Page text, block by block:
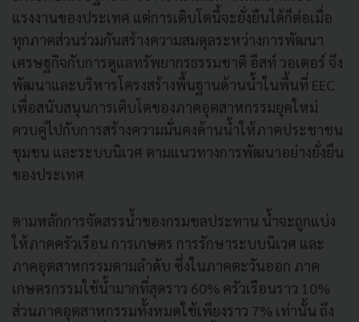
แรงงานของประเทศ แต่การเติบโตนี้จะยั่งยืนได้ก็ต่อเมื่อ
ทุกภาคส่วนร่วมกันสร้างความสมดุลระหว่างการพัฒนา
เศรษฐกิจกับการดูแลทรัพยากรธรรมชาติ อีสท์ วอเตอร์ จึง
พัฒนาและบริหารโครงสร้างพื้นฐานด้านน้ำในพื้นที่ EEC
เพื่อสนับสนุนการเติบโตของภาคอุตสาหกรรมยุคใหม่
ควบคู่ไปกับการสร้างความมั่นคงด้านน้ำให้ภาคประชาชน
ชุมชน และระบบนิเวศ ตามแนวทางการพัฒนาอย่างยั่งยืน
ของประเทศ
ตามหลักการจัดสรรน้ำของกรมชลประทาน น้ำจะถูกแบ่ง
ให้ภาคครัวเรือน การเกษตร การรักษาระบบนิเวศ และ
ภาคอุตสาหกรรมตามลำดับ ซึ่งในภาคตะวันออก ภาค
เกษตรกรรมใช้น้ำมากที่สุดราว 60% ครัวเรือนราว 10%
ส่วนภาคอุตสาหกรรมทั้งหมดใช้เพียงราว 7% เท่านั้น ถึง